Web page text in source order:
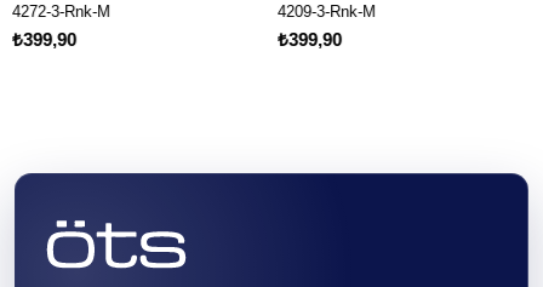
M
4209-3-Rnk-M
₺399,90